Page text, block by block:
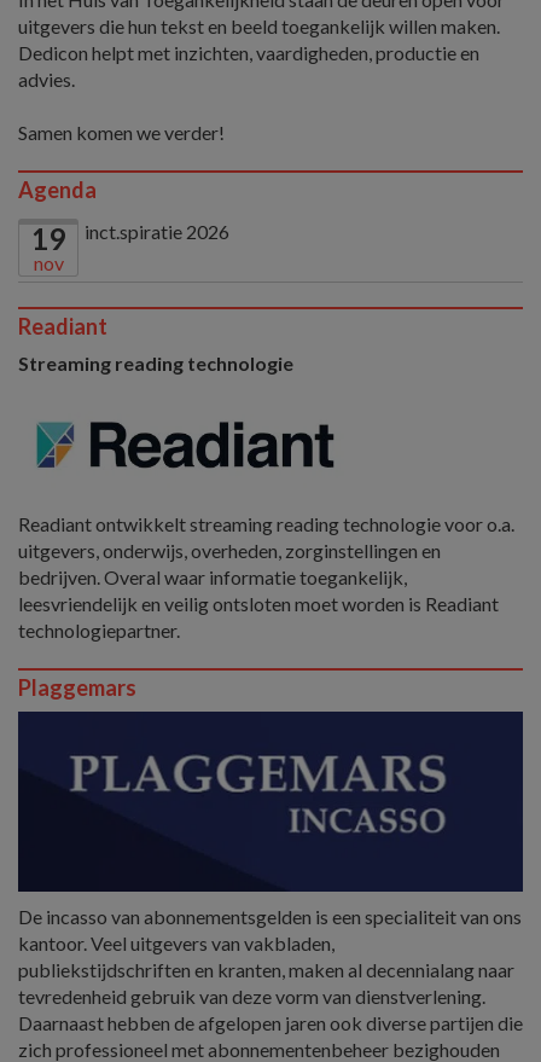
uitgevers die hun tekst en beeld toegankelijk willen maken.
Dedicon helpt met inzichten, vaardigheden, productie en
advies.
Samen komen we verder!
Agenda
19
nov
inct.spiratie 2026
Readiant
Streaming reading technologie
Readiant ontwikkelt streaming reading technologie voor o.a.
uitgevers, onderwijs, overheden, zorginstellingen en
bedrijven. Overal waar informatie toegankelijk,
leesvriendelijk en veilig ontsloten moet worden is Readiant
technologiepartner.
Plaggemars
De incasso van abonnementsgelden is een specialiteit van ons
kantoor. Veel uitgevers van vakbladen,
publiekstijdschriften en kranten, maken al decennialang naar
tevredenheid gebruik van deze vorm van dienstverlening.
Daarnaast hebben de afgelopen jaren ook diverse partijen die
zich professioneel met abonnementenbeheer bezighouden